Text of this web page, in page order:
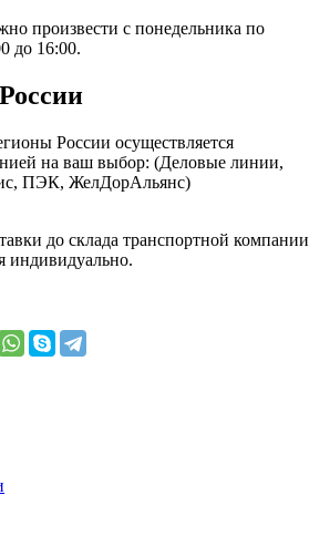
произвести с понедельника по
до 16:00.
России осуществляется
на ваш выбор: (Деловые линии,
ПЭК, ЖелДорАльянс)
до склада транспортной компании
индивидуально.